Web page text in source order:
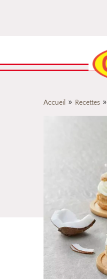
Accueil » Recettes »